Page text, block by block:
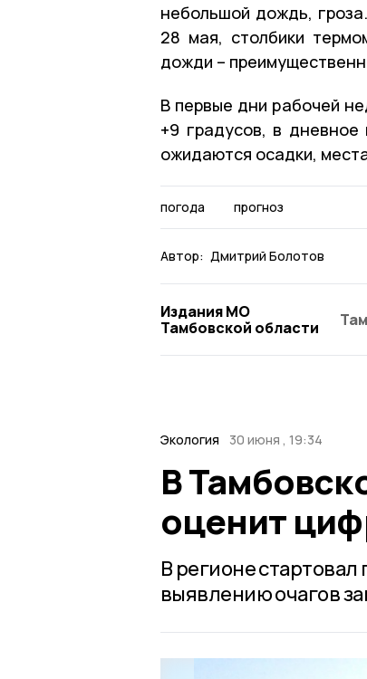
небольшой дождь,
28 мая, столбики
дожди –
В первые дни рабочей
+9 градусов, в
ожидаются осадки,
погода прогноз
Автор: Дмитрий Болотов
Издания МО
Тамбовской области
Экология 30 июня , 19:34
В
оценит
В регионе
выявлению очагов